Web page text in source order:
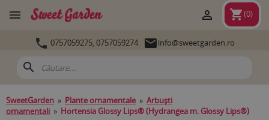
 shopping_cart(0)

 0757059275, 0757059274 info@sweetgarden.ro
search
SweetGarden » Plante ornamentale » Arbuşti
ornamentali » Hortensia Glossy Lips® (Hydrangea m. Glossy Lips®)